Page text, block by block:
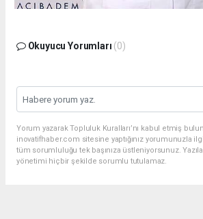
Okuyucu Yorumları (0)
Yorum yazarak Topluluk Kuralları’nı kabul etmiş
inovatifhaber.com sitesine yaptığınız yorumunuzla
tüm sorumluluğu tek başınıza üstleniyorsunuz.
yönetimi hiçbir şekilde sorumlu tutulamaz.